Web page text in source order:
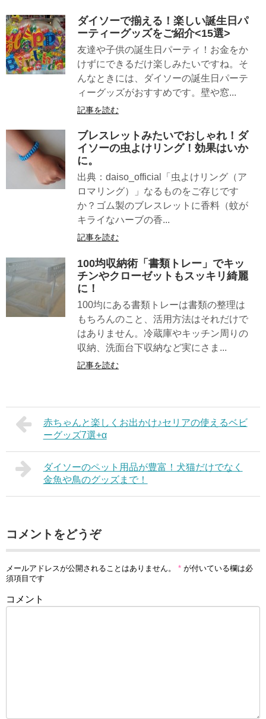
ダイソーで揃える！楽しい誕生日パ
ーティーグッズをご紹介<15選>
友達や子供の誕生日パーティ！お金をか
けずにできるだけ楽しみたいですね。そ
んなときには、ダイソーの誕生日パーテ
ィーグッズがおすすめです。壁や窓...
記事を読む
ブレスレットみたいでおしゃれ！ダ
イソーの虫よけリング！効果はいか
に。
出典：daiso_official「虫よけリング（ア
ロマリング）」なるものをご存じです
か？ゴム製のブレスレットに香料（蚊が
キライなハーブの香...
記事を読む
100均収納術「書類トレー」でキッ
チンやクローゼットもスッキリ綺麗
に！
100均にある書類トレーは書類の整理は
もちろんのこと、活用方法はそれだけで
はありません。冷蔵庫やキッチン周りの
収納、洗面台下収納など実にさま...
記事を読む
赤ちゃんと楽しくお出かけ♪セリアの使えるベビ
ーグッズ7選+α
ダイソーのペット用品が豊富！犬猫だけでなく
金魚や鳥のグッズまで！
コメントをどうぞ
メールアドレスが公開されることはありません。 * が付いている欄は必
須項目です
コメント